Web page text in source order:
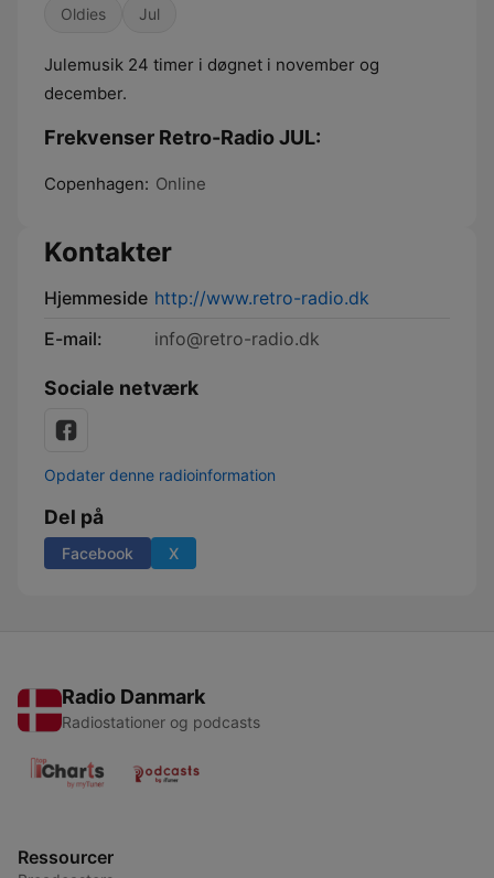
Oldies Jul
Julemusik 24 timer i døgnet i november og
december.
Frekvenser Retro-Radio JUL:
Copenhagen: Online
Kontakter
Hjemmeside http://www.retro-radio.dk
E-mail:
info@retro-radio.dk
Sociale netværk
Opdater denne radioinformation
Del på
Facebook X
Radio Danmark
Radiostationer og podcasts
Ressourcer